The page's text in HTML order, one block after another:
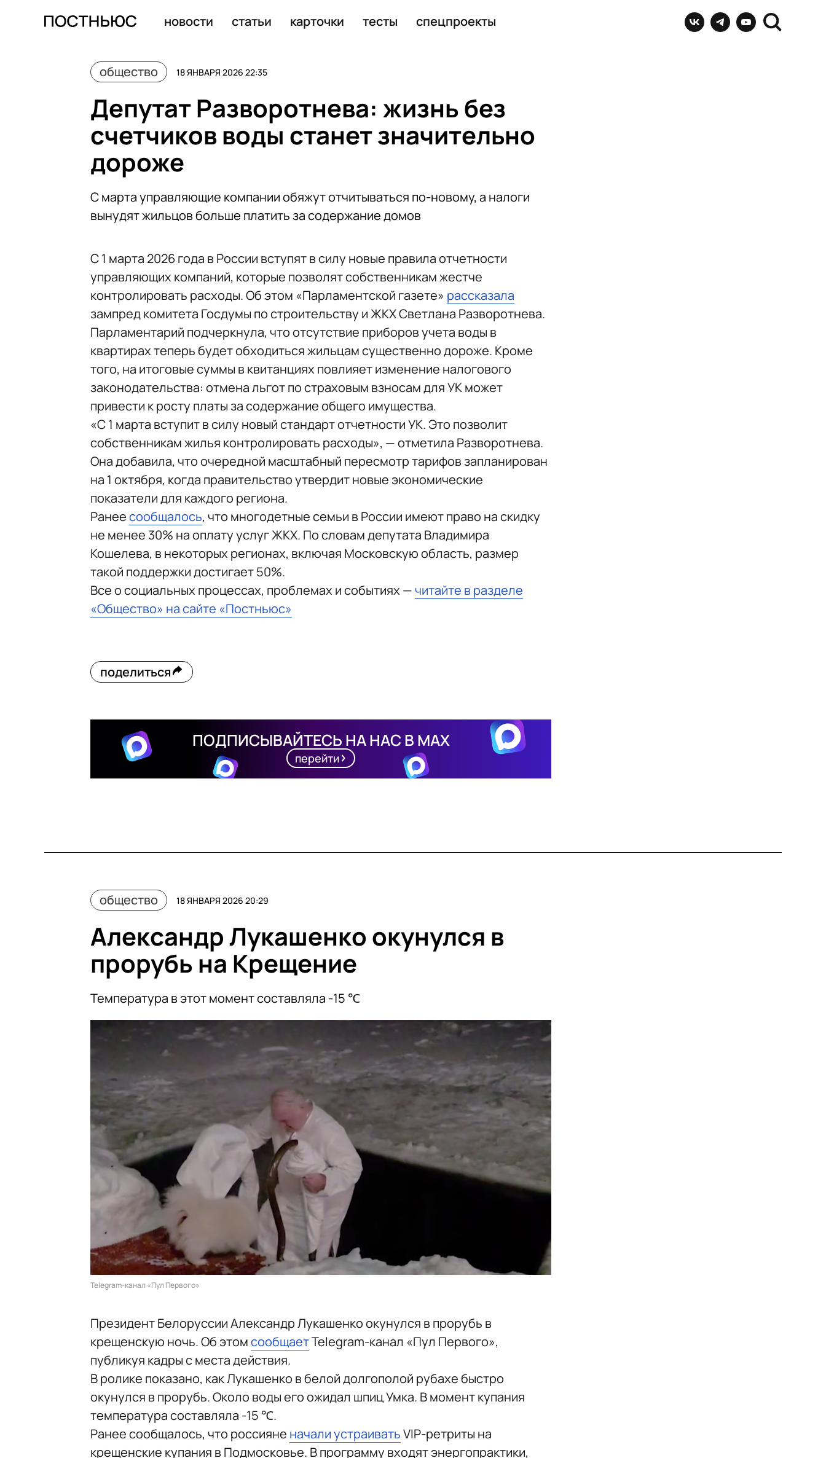
новости статьи карточки тесты спецпроекты
общество 18 ЯНВАРЯ 2026 22:35
Депутат Разворотнева: жизнь без
счетчиков воды станет значительно
дороже
С марта управляющие компании обяжут отчитываться по-новому, а налоги
вынудят жильцов больше платить за содержание домов
С 1 марта 2026 года в России вступят в силу новые правила отчетности
управляющих компаний, которые позволят собственникам жестче
контролировать расходы. Об этом «Парламентской газете» рассказала
зампред комитета Госдумы по строительству и ЖКХ Светлана Разворотнева.
Парламентарий подчеркнула, что отсутствие приборов учета воды в
квартирах теперь будет обходиться жильцам существенно дороже. Кроме
того, на итоговые суммы в квитанциях повлияет изменение налогового
законодательства: отмена льгот по страховым взносам для УК может
привести к росту платы за содержание общего имущества.
«С 1 марта вступит в силу новый стандарт отчетности УК. Это позволит
собственникам жилья контролировать расходы», — отметила Разворотнева.
Она добавила, что очередной масштабный пересмотр тарифов запланирован
на 1 октября, когда правительство утвердит новые экономические
показатели для каждого региона.
Ранеесообщалось, что многодетные семьи в России имеют право на скидку
не менее 30% на оплату услуг ЖКХ. По словам депутата Владимира
Кошелева, в некоторых регионах, включая Московскую область, размер
такой поддержки достигает 50%.
Все о социальных процессах, проблемах и событиях —читайте в разделе
«Общество» на сайте «Постньюс»
поделиться
ПОДПИСЫВАЙТЕСЬ НА НАС В MAX
перейти
общество 18 ЯНВАРЯ 2026 20:29
Александр Лукашенко окунулся в
прорубь на Крещение
Температура в этот момент составляла -15 ℃
Telegram-канал «Пул Первого»
Президент Белоруссии Александр Лукашенко окунулся в прорубь в
крещенскую ночь. Об этомсообщаетTelegram-канал «Пул Первого»,
публикуя кадры с места действия.
В ролике показано, как Лукашенко в белой долгополой рубахе быстро
окунулся в прорубь. Около воды его ожидал шпиц Умка. В момент купания
температура составляла -15 ℃.
Ранее сообщалось, что россияне начали устраиватьVIP-ретриты на
крещенские купания в Подмосковье. В программу входят энергопрактики,